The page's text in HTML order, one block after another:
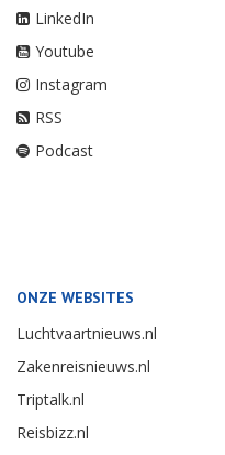
LinkedIn
Youtube
Instagram
RSS
Podcast
ONZE WEBSITES
Luchtvaartnieuws.nl
Zakenreisnieuws.nl
Triptalk.nl
Reisbizz.nl